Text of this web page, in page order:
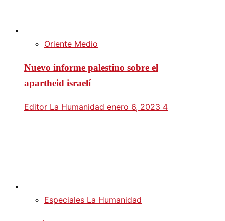
Oriente Medio
Nuevo informe palestino sobre el
apartheid israelí
Editor La Humanidad enero 6, 2023 4
Especiales La Humanidad